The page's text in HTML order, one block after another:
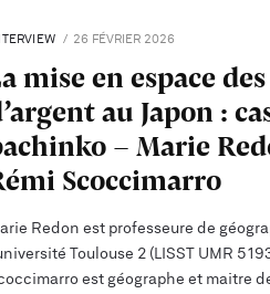
26 FÉVRIER 2026
mise en espace
au Japon :
- Marie
Scoccimarro
Redon est professeure de
Toulouse 2 (LISST UMR
est géographe et maitre